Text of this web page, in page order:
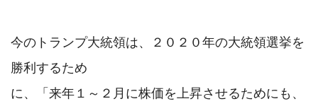
今のトランプ大統領は、２０２０年の大統領選挙を
勝利するため
に、「来年１～２月に株価を上昇させるためにも、